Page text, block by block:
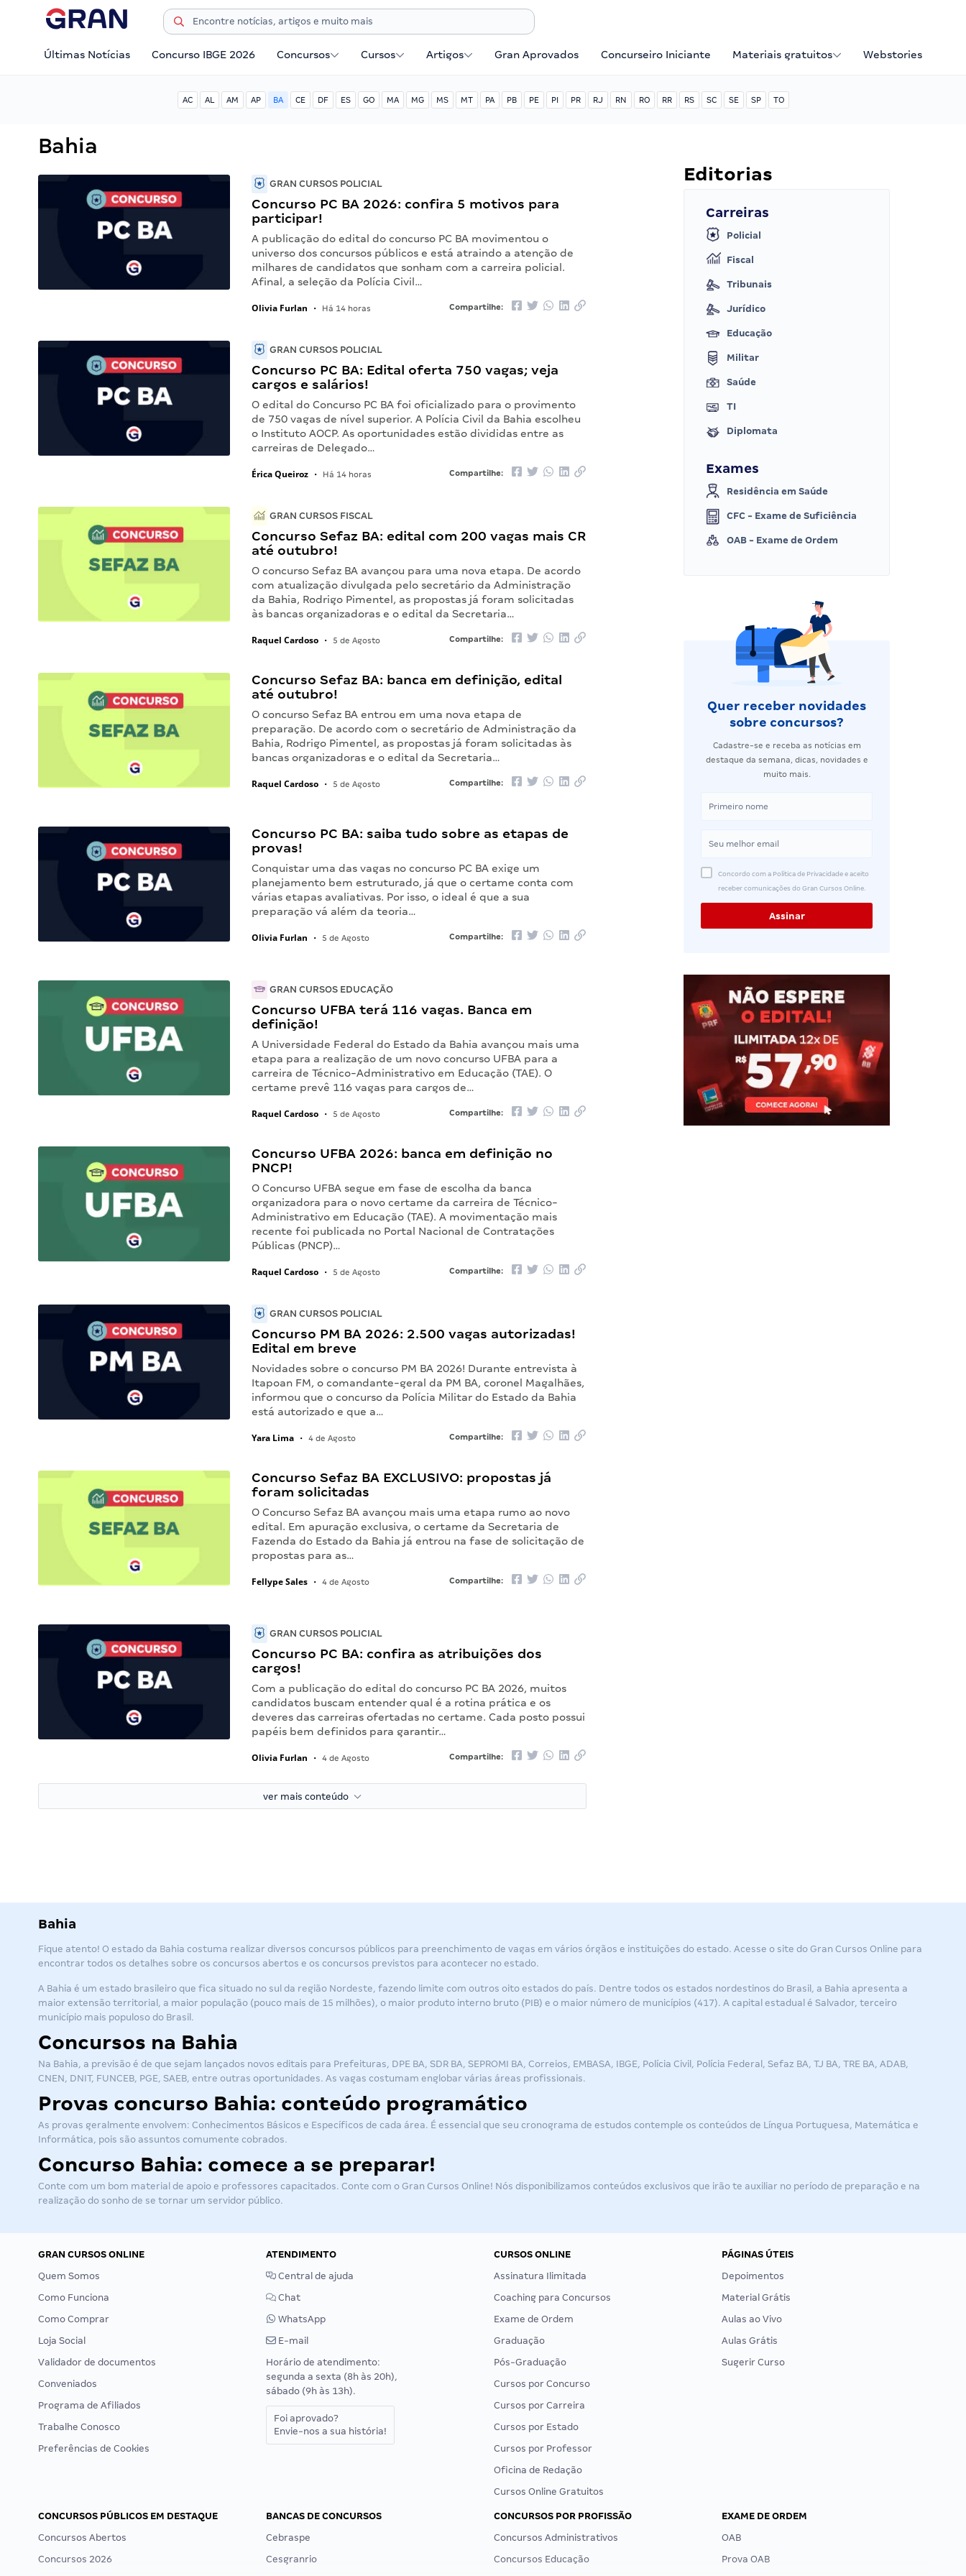
Últimas Notícias Concurso IBGE 2026 Concursos Cursos Artigos Gran Aprovados Concurseiro Iniciante Materiais gratuitos Webstories
AC AL AM AP BA CE DF ES GO MA MG MS MT PA PB PE PI PR RJ RN RO RR RS SC SE SP TO
Bahia
GRAN CURSOS POLICIAL
Concurso PC BA 2026: confira 5 motivos para
participar!
A publicação do edital do concurso PC BA movimentou o
universo dos concursos públicos e está atraindo a atenção de
milhares de candidatos que sonham com a carreira policial.
Afinal, a seleção da Polícia Civil…
Olivia Furlan • Há 14 horas Compartilhe:
GRAN CURSOS POLICIAL
Concurso PC BA: Edital oferta 750 vagas; veja
cargos e salários!
O edital do Concurso PC BA foi oficializado para o provimento
de 750 vagas de nível superior. A Polícia Civil da Bahia escolheu
o Instituto AOCP. As oportunidades estão divididas entre as
carreiras de Delegado…
Érica Queiroz • Há 14 horas Compartilhe:
GRAN CURSOS FISCAL
Concurso Sefaz BA: edital com 200 vagas mais CR
até outubro!
O concurso Sefaz BA avançou para uma nova etapa. De acordo
com atualização divulgada pelo secretário da Administração
da Bahia, Rodrigo Pimentel, as propostas já foram solicitadas
às bancas organizadoras e o edital da Secretaria…
Raquel Cardoso • 5 de Agosto Compartilhe:
Concurso Sefaz BA: banca em definição, edital
até outubro!
O concurso Sefaz BA entrou em uma nova etapa de
preparação. De acordo com o secretário de Administração da
Bahia, Rodrigo Pimentel, as propostas já foram solicitadas às
bancas organizadoras e o edital da Secretaria…
Raquel Cardoso • 5 de Agosto Compartilhe:
Concurso PC BA: saiba tudo sobre as etapas de
provas!
Conquistar uma das vagas no concurso PC BA exige um
planejamento bem estruturado, já que o certame conta com
várias etapas avaliativas. Por isso, o ideal é que a sua
preparação vá além da teoria…
Olivia Furlan • 5 de Agosto Compartilhe:
GRAN CURSOS EDUCAÇÃO
Concurso UFBA terá 116 vagas. Banca em
definição!
A Universidade Federal do Estado da Bahia avançou mais uma
etapa para a realização de um novo concurso UFBA para a
carreira de Técnico-Administrativo em Educação (TAE). O
certame prevê 116 vagas para cargos de…
Raquel Cardoso • 5 de Agosto Compartilhe:
Concurso UFBA 2026: banca em definição no
PNCP!
O Concurso UFBA segue em fase de escolha da banca
organizadora para o novo certame da carreira de Técnico-
Administrativo em Educação (TAE). A movimentação mais
recente foi publicada no Portal Nacional de Contratações
Públicas (PNCP)…
Raquel Cardoso • 5 de Agosto Compartilhe:
GRAN CURSOS POLICIAL
Concurso PM BA 2026: 2.500 vagas autorizadas!
Edital em breve
Novidades sobre o concurso PM BA 2026! Durante entrevista à
Itapoan FM, o comandante-geral da PM BA, coronel Magalhães,
informou que o concurso da Polícia Militar do Estado da Bahia
está autorizado e que a…
Yara Lima • 4 de Agosto Compartilhe:
Concurso Sefaz BA EXCLUSIVO: propostas já
foram solicitadas
O Concurso Sefaz BA avançou mais uma etapa rumo ao novo
edital. Em apuração exclusiva, o certame da Secretaria de
Fazenda do Estado da Bahia já entrou na fase de solicitação de
propostas para as…
Fellype Sales • 4 de Agosto Compartilhe:
GRAN CURSOS POLICIAL
Concurso PC BA: confira as atribuições dos
cargos!
Com a publicação do edital do concurso PC BA 2026, muitos
candidatos buscam entender qual é a rotina prática e os
deveres das carreiras ofertadas no certame. Cada posto possui
papéis bem definidos para garantir…
Olivia Furlan • 4 de Agosto Compartilhe:
ver mais conteúdo
Editorias
Carreiras
Policial
Fiscal
Tribunais
Jurídico
Educação
Militar
Saúde
TI
Diplomata
Exames
Residência em Saúde
CFC - Exame de Suficiência
OAB - Exame de Ordem
Quer receber novidades
sobre concursos?
Cadastre-se e receba as notícias em
destaque da semana, dicas, novidades e
muito mais.
Concordo com a Política de Privacidade e aceito
receber comunicações do Gran Cursos Online.
Bahia
Fique atento! O estado da Bahia costuma realizar diversos concursos públicos para preenchimento de vagas em vários órgãos e instituições do estado. Acesse o site do Gran Cursos Online para
encontrar todos os detalhes sobre os concursos abertos e os concursos previstos para acontecer no estado.
A Bahia é um estado brasileiro que fica situado no sul da região Nordeste, fazendo limite com outros oito estados do país. Dentre todos os estados nordestinos do Brasil, a Bahia apresenta a
maior extensão territorial, a maior população (pouco mais de 15 milhões), o maior produto interno bruto (PIB) e o maior número de municípios (417). A capital estadual é Salvador, terceiro
município mais populoso do Brasil.
Concursos na Bahia
Na Bahia, a previsão é de que sejam lançados novos editais para Prefeituras, DPE BA, SDR BA, SEPROMI BA, Correios, EMBASA, IBGE, Polícia Civil, Polícia Federal, Sefaz BA, TJ BA, TRE BA, ADAB,
CNEN, DNIT, FUNCEB, PGE, SAEB, entre outras oportunidades. As vagas costumam englobar várias áreas profissionais.
Provas concurso Bahia: conteúdo programático
As provas geralmente envolvem: Conhecimentos Básicos e Específicos de cada área. É essencial que seu cronograma de estudos contemple os conteúdos de Língua Portuguesa, Matemática e
Informática, pois são assuntos comumente cobrados.
Concurso Bahia: comece a se preparar!
Conte com um bom material de apoio e professores capacitados. Conte com o Gran Cursos Online! Nós disponibilizamos conteúdos exclusivos que irão te auxiliar no período de preparação e na
realização do sonho de se tornar um servidor público.
GRAN CURSOS ONLINE
Quem Somos
Como Funciona
Como Comprar
Loja Social
Validador de documentos
Conveniados
Programa de Afiliados
Trabalhe Conosco
Preferências de Cookies
ATENDIMENTO
Central de ajuda
Chat
WhatsApp
E-mail
Horário de atendimento:
segunda a sexta (8h às 20h),
sábado (9h às 13h).
Foi aprovado?
Envie-nos a sua história!
CURSOS ONLINE
Assinatura Ilimitada
Coaching para Concursos
Exame de Ordem
Graduação
Pós-Graduação
Cursos por Concurso
Cursos por Carreira
Cursos por Estado
Cursos por Professor
Oficina de Redação
Cursos Online Gratuitos
PÁGINAS ÚTEIS
Depoimentos
Material Grátis
Aulas ao Vivo
Aulas Grátis
Sugerir Curso
CONCURSOS PÚBLICOS EM DESTAQUE
Concursos Abertos
Concursos 2026
BANCAS DE CONCURSOS
Cebraspe
Cesgranrio
CONCURSOS POR PROFISSÃO
Concursos Administrativos
Concursos Educação
EXAME DE ORDEM
OAB
Prova OAB